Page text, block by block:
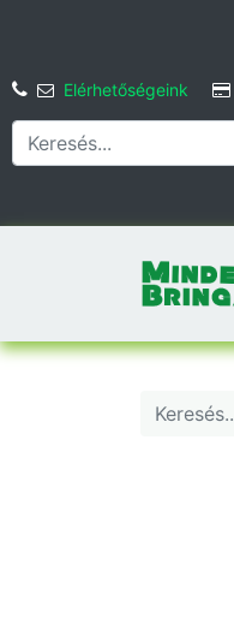
Elérhetőségeink